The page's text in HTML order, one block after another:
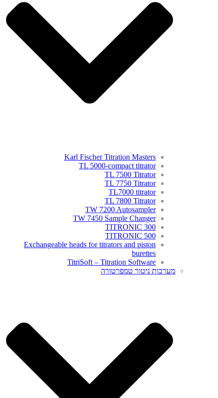
Karl Fischer Titration Masters
TL 5000-compact titrator
TL 7500 Titrator
TL 7750 Titrator
TL7000 titrator
TL 7800 Titrator
TW 7200 Autosampler
TW 7450 Sample Changer
TITRONIC 300
TITRONIC 500
Exchangeable heads for titrators and piston
burettes
TitriSoft – Titration Software
מערכות ניטור טמפרטורה